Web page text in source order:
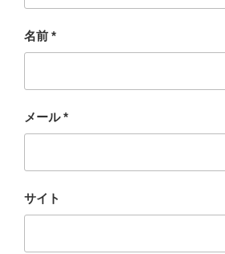
名前 *
メール*
サイト